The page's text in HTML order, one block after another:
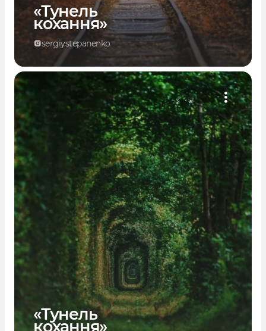
«Тунель
кохання»
sergiystepanenko
«Тунель
кохання»